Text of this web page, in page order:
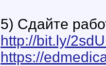
5) Сдайте
http://bit.ly/
https://